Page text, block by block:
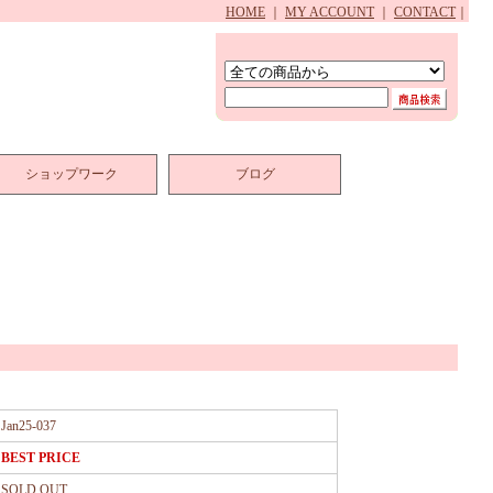
HOME MY ACCOUNT CONTACT
ショップワーク ブログ
Jan25-037
BEST PRICE
SOLD OUT